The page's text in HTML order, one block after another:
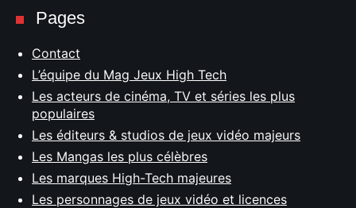
Pages
Contact
L’équipe du Mag Jeux High Tech
Les acteurs de cinéma, TV et séries les plus
populaires
Les éditeurs & studios de jeux vidéo majeurs
Les Mangas les plus célèbres
Les marques High-Tech majeures
Les personnages de jeux vidéo et licences